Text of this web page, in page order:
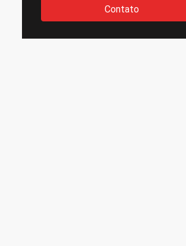
Contato